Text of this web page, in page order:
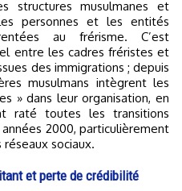
structures musulmanes et
personnes et les entités
au frérisme. C’est
entre les cadres fréristes et
des immigrations ; depuis
musulmans intègrent les
» dans leur organisation, en
raté toutes les transitions
2000, particulièrement
sociaux.
et perte de crédibilité